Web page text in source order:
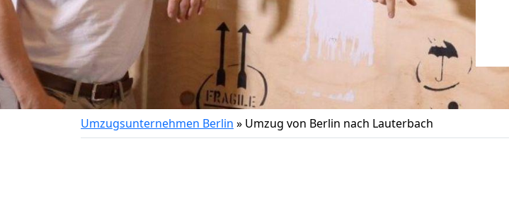
Umzugsunternehmen Berlin » Umzug von Berlin nach Lauterbach